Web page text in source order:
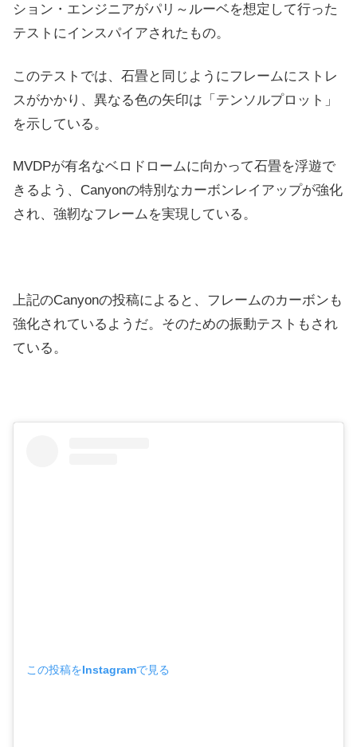
ション・エンジニアがパリ～ルーベを想定して行った
テストにインスパイアされたもの。
このテストでは、石畳と同じようにフレームにストレ
スがかかり、異なる色の矢印は「テンソルプロット」
を示している。
MVDPが有名なベロドロームに向かって石畳を浮遊で
きるよう、Canyonの特別なカーボンレイアップが強化
され、強靭なフレームを実現している。
上記のCanyonの投稿によると、フレームのカーボンも
強化されているようだ。そのための振動テストもされ
ている。
この投稿をInstagramで見る